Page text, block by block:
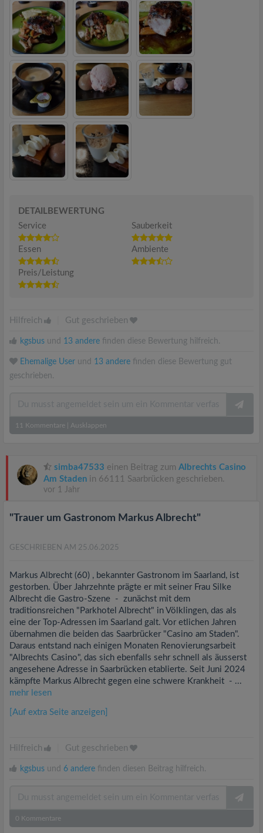
DETAILBEWERTUNG
Service
Sauberkeit
Essen Ambiente
Preis/Leistung
Hilfreich Gut geschrieben
kgsbus und 13 andere finden diese Bewertung hilfreich.
Ehemalige User und 13 andere finden diese Bewertung gut
geschrieben.
11 Kommentare Ausklappen
simba47533 einen Beitrag zum Albrechts Casino
Am Staden in 66111 Saarbrücken geschrieben.
vor 1 Jahr
"Trauer um Gastronom Markus Albrecht"
GESCHRIEBEN AM 25.06.2025
Markus Albrecht (60) , bekannter Gastronom im Saarland, ist
gestorben. Über Jahrzehnte prägte er mit seiner Frau Silke
Albrecht die Gastro-Szene - zunächst mit dem
traditionsreichen "Parkhotel Albrecht" in Völklingen, das als
eine der Top-Adressen im Saarland galt. Vor etlichen Jahren
übernahmen die beiden das Saarbrücker "Casino am Staden".
Daraus entstand nach einigen Monaten Renovierungsarbeit
"Albrechts Casino", das sich ebenfalls sehr schnell als äusserst
angesehene Adresse in Saarbrücken etablierte. Seit Juni 2024
kämpfte Markus Albrecht gegen eine schwere Krankheit - ...
mehr lesen
[Auf extra Seite anzeigen]
Hilfreich Gut geschrieben
kgsbus und 6 andere finden diesen Beitrag hilfreich.
0 Kommentare